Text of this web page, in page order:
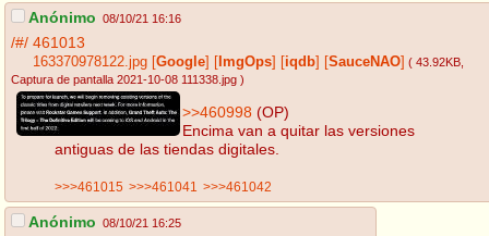
Anónimo 08/10/21 16:16
/#/ 461013
163370978122.jpg Google ImgOps iqdb SauceNAO ( 43.92KB
Captura de pantalla 2021-10-08 111338.jpg )
>>460998 (OP)
Encima van a quitar las versiones
antiguas de las tiendas digitales.
>>>461015 >>>461041 >>>461042
Anónimo 08/10/21 16:25